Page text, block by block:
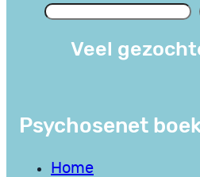
Veel
Psychosenet
Home